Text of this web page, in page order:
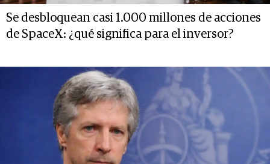
Se desbloquean casi 1.000 millones de acciones
de SpaceX: ¿qué significa para el inversor?